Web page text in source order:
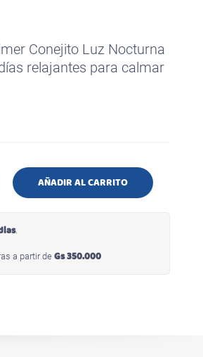
Conejito Luz Nocturna
relajantes para calmar
AÑADIR AL CARRITO
.
a partir deGs 350.000